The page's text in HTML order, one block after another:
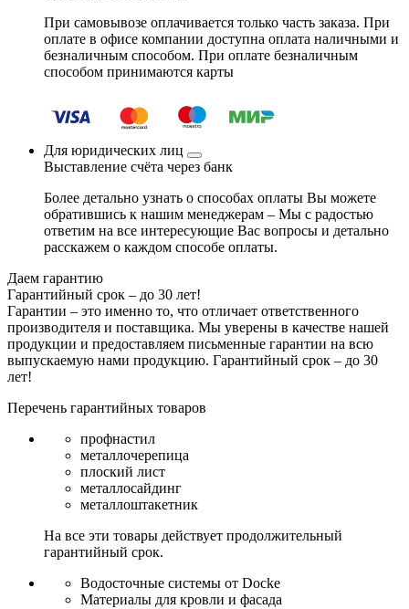
При самовывозе оплачивается только часть заказа. При
оплате в офисе компании доступна оплата наличными и
безналичным способом. При оплате безналичным
способом принимаются карты
Для юридических лиц
Выставление счёта через банк
Более детально узнать о способах оплаты Вы можете
обратившись к нашим менеджерам – Мы с радостью
ответим на все интересующие Вас вопросы и детально
расскажем о каждом способе оплаты.
Даем гарантию
Гарантийный срок – до 30 лет!
Гарантии – это именно то, что отличает ответственного
производителя и поставщика. Мы уверены в качестве нашей
продукции и предоставляем письменные гарантии на всю
выпускаемую нами продукцию. Гарантийный срок – до 30
лет!
Перечень гарантийных товаров
профнастил
металлочерепица
плоский лист
металлосайдинг
металлоштакетник
На все эти товары действует продолжительный
гарантийный срок.
Водосточные системы от Docke
Материалы для кровли и фасада